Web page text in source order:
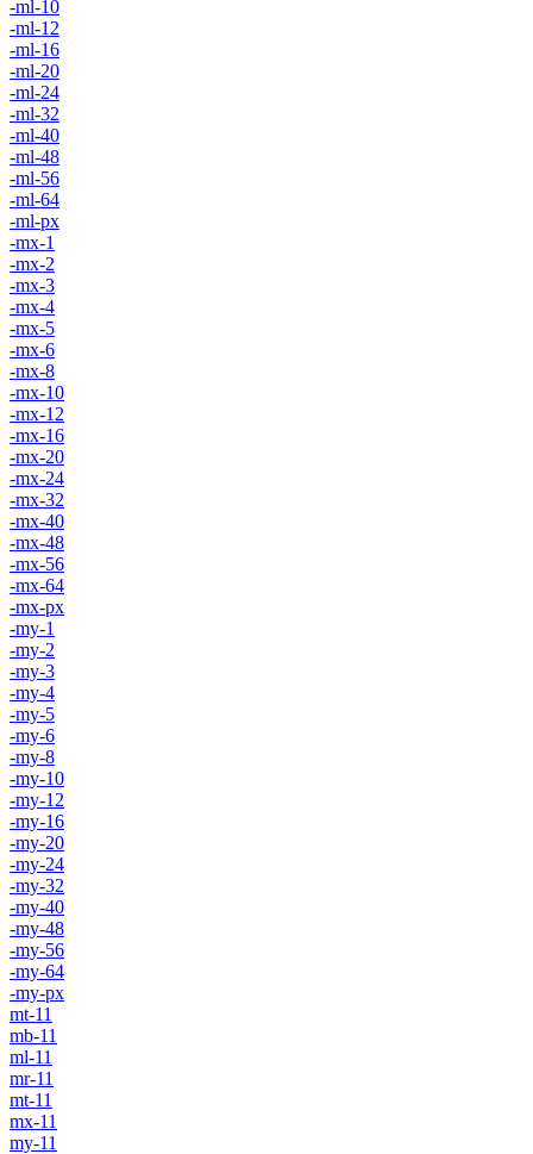
-ml-10
-ml-12
-ml-16
-ml-20
-ml-24
-ml-32
-ml-40
-ml-48
-ml-56
-ml-64
-ml-px
-mx-1
-mx-2
-mx-3
-mx-4
-mx-5
-mx-6
-mx-8
-mx-10
-mx-12
-mx-16
-mx-20
-mx-24
-mx-32
-mx-40
-mx-48
-mx-56
-mx-64
-mx-px
-my-1
-my-2
-my-3
-my-4
-my-5
-my-6
-my-8
-my-10
-my-12
-my-16
-my-20
-my-24
-my-32
-my-40
-my-48
-my-56
-my-64
-my-px
mt-11
mb-11
ml-11
mr-11
mt-11
mx-11
my-11